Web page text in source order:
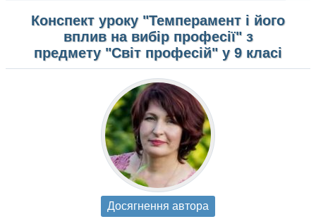
Конспект уроку "Темперамент і його
вплив на вибір професії" з
предмету "Світ професій" у 9 класі
Досягнення автора